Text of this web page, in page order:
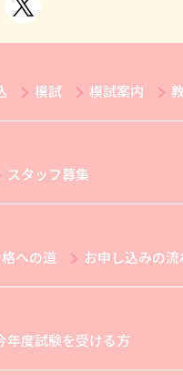
模試 模試案内
スタッフ募集
への道
お申し込みの
年度試験を受ける方